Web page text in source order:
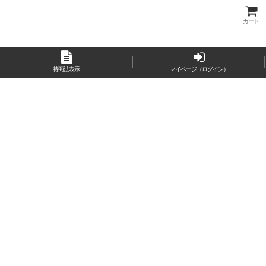
カート
特商法表示 マイページ（ログイン）